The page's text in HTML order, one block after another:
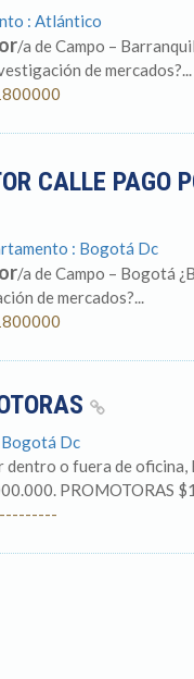
: Atlántico
/a de Campo –
de mercados?...
CALLE PAGO
: Bogotá Dc
/a de Campo – Bogotá
de mercados?...
Dc
o fuera de oficina,
PROMOTORAS